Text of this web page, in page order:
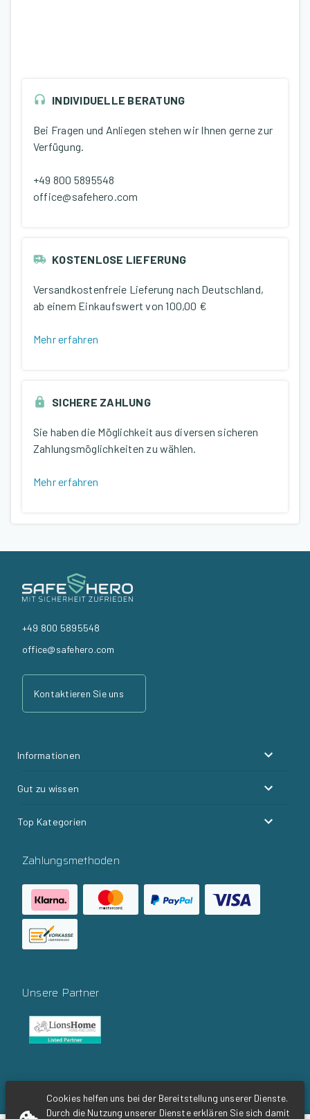
INDIVIDUELLE BERATUNG
Bei Fragen und Anliegen stehen wir Ihnen gerne zur
Verfügung.
+49 800 5895548
office@safehero.com
KOSTENLOSE LIEFERUNG
Versandkostenfreie Lieferung nach Deutschland,
ab einem Einkaufswert von 100,00 €
Mehr erfahren
SICHERE ZAHLUNG
Sie haben die Möglichkeit aus diversen sicheren
Zahlungsmöglichkeiten zu wählen.
Mehr erfahren
Cookies helfen uns bei der Bereitstellung unserer Dienste.
Durch die Nutzung unserer Dienste erklären Sie sich damit
+49 800 5895548
office@safehero.com
Kontaktieren Sie uns
Informationen
Gut zu wissen
Top Kategorien
Zahlungsmethoden
Unsere Partner